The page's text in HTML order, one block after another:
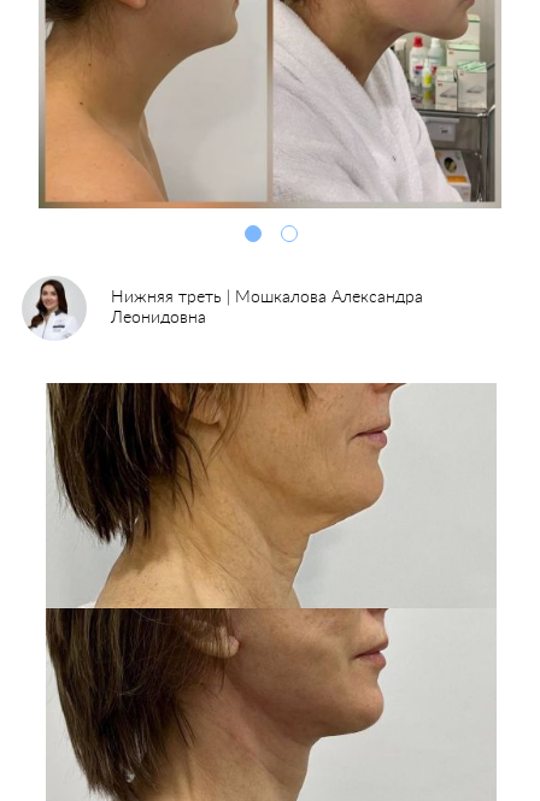
Нижняя треть | Мошкалова Александра
Леонидовна